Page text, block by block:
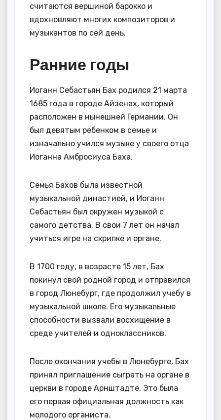
считаются вершиной барокко и
вдохновляют многих композиторов и
музыкантов по сей день.
Ранние годы
Иоганн Себастьян Бах родился 21 марта
1685 года в городе Айзенах, который
расположен в нынешней Германии. Он
был девятым ребенком в семье и
изначально учился музыке у своего отца
Иоганна Амбросиуса Баха.
Семья Бахов была известной
музыкальной династией, и Иоганн
Себастьян был окружен музыкой с
самого детства. В свои 7 лет он начал
учиться игре на скрипке и органе.
В 1700 году, в возрасте 15 лет, Бах
покинул свой родной город и отправился
в город Люнебург, где продолжил учебу в
музыкальной школе. Его музыкальные
способности вызвали восхищение в
среде учителей и одноклассников.
После окончания учебы в Люнебурге, Бах
принял приглашение сыграть на органе в
церкви в городе Арнштадте. Это была
его первая официальная должность как
молодого органиста.